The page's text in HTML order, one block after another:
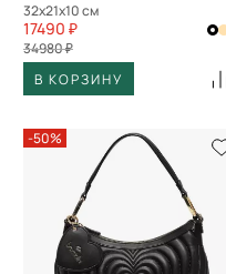
32x21x10 см
17490 ₽
34980 ₽
В КОРЗИНУ
-50%